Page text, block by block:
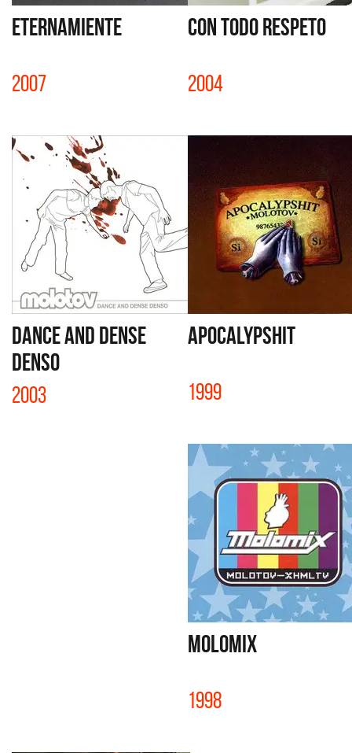
ETERNAMIENTE
2007
CON TODO RESPETO
2004
DANCE AND DENSE
DENSO
2003
APOCALYPSHIT
1999
MOLOMIX
1998